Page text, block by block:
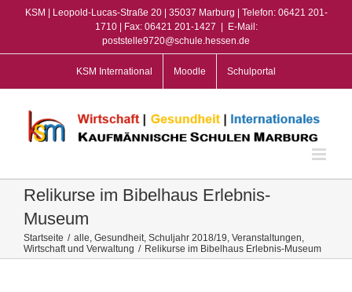
KSM | Leopold-Lucas-Straße 20 | 35037 Marburg | Telefon: 06421 201-
1710 | Fax: 06421 201-1427
E-Mail:
poststelle9720@schule.hessen.de
KSM International Moodle Schulportal
Relikurse im Bibelhaus Erlebnis-
Museum
Startseite / alle, Gesundheit, Schuljahr 2018/19, Veranstaltungen,
Wirtschaft und Verwaltung / Relikurse im Bibelhaus Erlebnis-Museum